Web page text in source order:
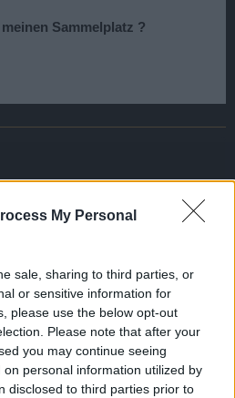
My Personal
sale, sharing to third parties, or
or sensitive information for
please use the below opt-out
Please note that after your
you may continue seeing
personal information utilized by
disclosed to third parties prior to
Sammelplatz ?
den Ablauf einer
am Sammelpunkt innerhalb
Bord einmal mit den Passagieren